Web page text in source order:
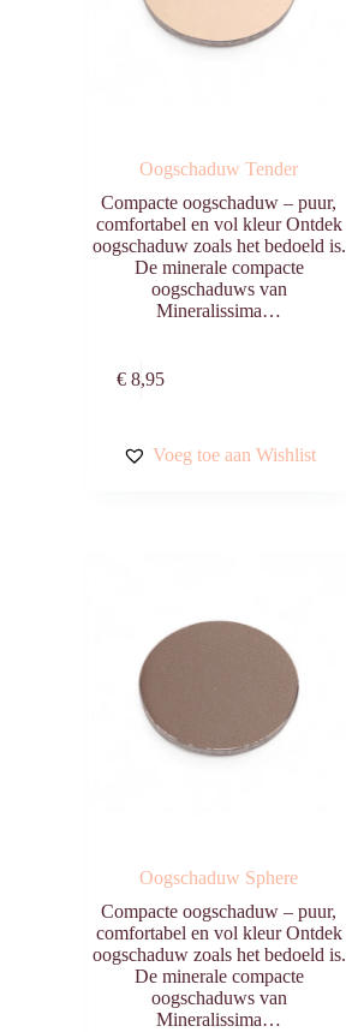
Oogschaduw Tender
Compacte oogschaduw – puur,
comfortabel en vol kleur Ontdek
oogschaduw zoals het bedoeld is.
De minerale compacte
oogschaduws van
Mineralissima…
€ 8,95
Voeg toe aan Wishlist
Oogschaduw Sphere
Compacte oogschaduw – puur,
comfortabel en vol kleur Ontdek
oogschaduw zoals het bedoeld is.
De minerale compacte
oogschaduws van
Mineralissima…